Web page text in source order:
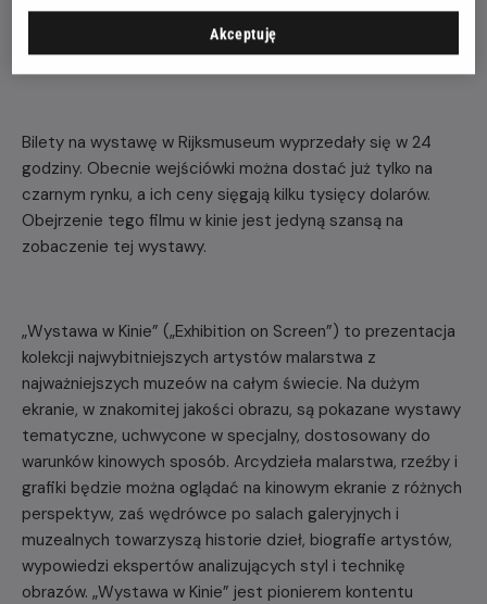
i jej służąca”, „Przerwana lekcja muzyki” oraz „Oficer i
śmiejąca się dziewczyna”.
Bilety na wystawę w Rijksmuseum wyprzedały się w 24
godziny. Obecnie wejściówki można dostać już tylko na
czarnym rynku, a ich ceny sięgają kilku tysięcy dolarów.
Obejrzenie tego filmu w kinie jest jedyną szansą na
zobaczenie tej wystawy.
„Wystawa w Kinie” („Exhibition on Screen”) to prezentacja
kolekcji najwybitniejszych artystów malarstwa z
najważniejszych muzeów na całym świecie. Na dużym
ekranie, w znakomitej jakości obrazu, są pokazane wystawy
tematyczne, uchwycone w specjalny, dostosowany do
warunków kinowych sposób. Arcydzieła malarstwa, rzeźby i
grafiki będzie można oglądać na kinowym ekranie z różnych
perspektyw, zaś wędrówce po salach galeryjnych i
muzealnych towarzyszą historie dzieł, biografie artystów,
wypowiedzi ekspertów analizujących styl i technikę
obrazów. „Wystawa w Kinie” jest pionierem kontentu
Akceptuję